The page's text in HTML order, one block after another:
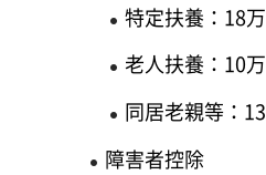
特定扶養：18
老人扶養：10
同居老親等：
障害者控除